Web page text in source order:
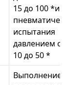
15 до 100 *и
испытания
давлением
10 до 50 *
Выполнение